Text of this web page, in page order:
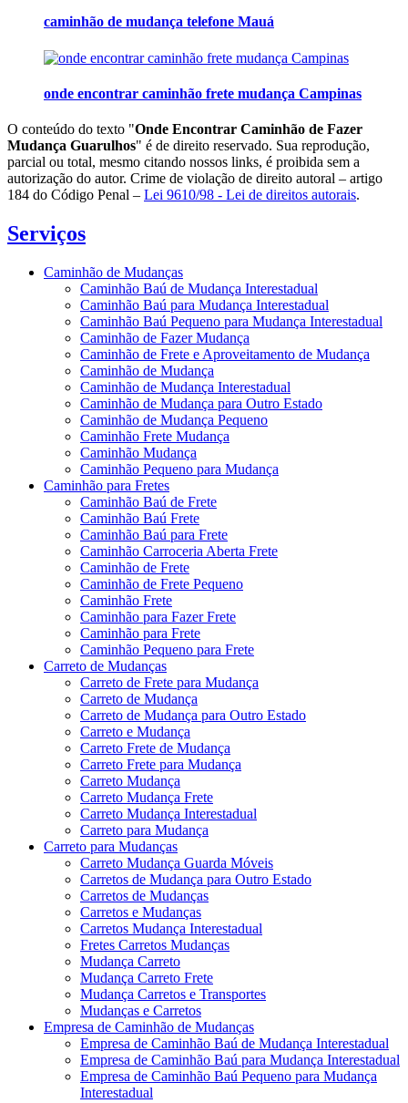
caminhão de mudança telefone Mauá
onde encontrar caminhão frete mudança Campinas
O conteúdo do texto "Onde Encontrar Caminhão de Fazer
Mudança Guarulhos" é de direito reservado. Sua reprodução,
parcial ou total, mesmo citando nossos links, é proibida sem a
autorização do autor. Crime de violação de direito autoral – artigo
184 do Código Penal – Lei 9610/98 - Lei de direitos autorais.
Serviços
Caminhão de Mudanças
Caminhão Baú de Mudança Interestadual
Caminhão Baú para Mudança Interestadual
Caminhão Baú Pequeno para Mudança Interestadual
Caminhão de Fazer Mudança
Caminhão de Frete e Aproveitamento de Mudança
Caminhão de Mudança
Caminhão de Mudança Interestadual
Caminhão de Mudança para Outro Estado
Caminhão de Mudança Pequeno
Caminhão Frete Mudança
Caminhão Mudança
Caminhão Pequeno para Mudança
Caminhão para Fretes
Caminhão Baú de Frete
Caminhão Baú Frete
Caminhão Baú para Frete
Caminhão Carroceria Aberta Frete
Caminhão de Frete
Caminhão de Frete Pequeno
Caminhão Frete
Caminhão para Fazer Frete
Caminhão para Frete
Caminhão Pequeno para Frete
Carreto de Mudanças
Carreto de Frete para Mudança
Carreto de Mudança
Carreto de Mudança para Outro Estado
Carreto e Mudança
Carreto Frete de Mudança
Carreto Frete para Mudança
Carreto Mudança
Carreto Mudança Frete
Carreto Mudança Interestadual
Carreto para Mudança
Carreto para Mudanças
Carreto Mudança Guarda Móveis
Carretos de Mudança para Outro Estado
Carretos de Mudanças
Carretos e Mudanças
Carretos Mudança Interestadual
Fretes Carretos Mudanças
Mudança Carreto
Mudança Carreto Frete
Mudança Carretos e Transportes
Mudanças e Carretos
Empresa de Caminhão de Mudanças
Empresa de Caminhão Baú de Mudança Interestadual
Empresa de Caminhão Baú para Mudança Interestadual
Empresa de Caminhão Baú Pequeno para Mudança
Interestadual